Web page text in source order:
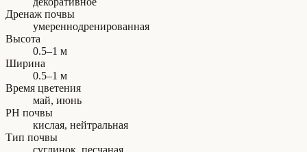
Дренаж почвы
умереннодренированная
Высота
0.5–1 м
Ширина
0.5–1 м
Время цветения
май, июнь
PH почвы
кислая, нейтральная
Тип почвы
суглинок, песчаная